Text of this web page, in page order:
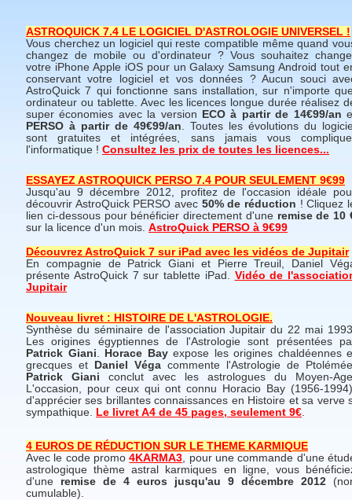
ASTROQUICK 7.4 LE LOGICIEL D'ASTROLOGIE UNIVERSEL !
Vous cherchez un logiciel qui reste compatible même quand
changez de mobile ou d'ordinateur ? Vous souhaitez
votre iPhone Apple iOS pour un Galaxy Samsung Android tout
conservant votre logiciel et vos données ? Aucun souci
AstroQuick 7 qui fonctionne sans installation, sur n'importe
ordinateur ou tablette. Avec les licences longue durée réalisez
super économies avec la version
ECO à partir de 14€99/an
PERSO à partir de 49€99/an. Toutes les évolutions du
sont gratuites et intégrées, sans jamais vous
l'informatique ! Consultez les prix de toutes les licences...
ESSAYEZ ASTROQUICK PERSO 7.4 POUR SEULEMENT 9€99
Jusqu'au 9 décembre 2012, profitez de l'occasion idéale
découvrir AstroQuick PERSO avec 50% de réduction ! Cliquez
lien ci-dessous pour bénéficier directement d'une remise de 10
sur la licence d'un mois. AstroQuick PERSO à 9€99
Découvrez AstroQuick 7 sur iPad avec les vidéos de Jupitair
En compagnie de Patrick Giani et Pierre Treuil, Daniel
présente AstroQuick 7 sur tablette iPad. Vidéo de
Jupitair
Nouveau livret : HISTOIRE DE L'ASTROLOGIE.
Synthèse du séminaire de l'association Jupitair du 22 mai
Les origines égyptiennes de l'Astrologie sont présentées
Patrick Giani. Horace Bayexpose les origines chaldéennes
grecques et
Daniel Véga commente l'Astrologie de
Patrick Giani conclut avec les astrologues du Moyen-
L'occasion, pour ceux qui ont connu Horacio Bay (1956-
d'apprécier ses brillantes connaissances en Histoire et sa verve
sympathique. Le livret A4 de 45 pages, seulement 9€.
4 EUROS DE RÉDUCTION SUR LE THEME KARMIQUE
Avec le code promo4KARMA3, pour une commande d'une
astrologique thème astral karmiques en ligne, vous
d'une remise de 4 euros jusqu'au 9 décembre 2012
cumulable).